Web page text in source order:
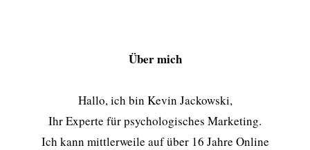
Über mich
Hallo, ich bin Kevin Jackowski,
Ihr Experte für psychologisches Marketing.
Ich kann mittlerweile auf über 16 Jahre Online